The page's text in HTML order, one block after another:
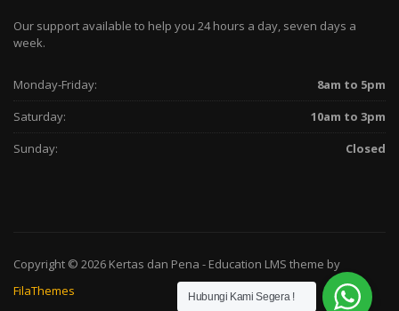
Our support available to help you 24 hours a day, seven days a
week.
Monday-Friday:
8am to 5pm
Saturday:
10am to 3pm
Sunday:
Closed
Copyright © 2026 Kertas dan Pena - Education LMS theme by
FilaThemes
Hubungi Kami Segera !